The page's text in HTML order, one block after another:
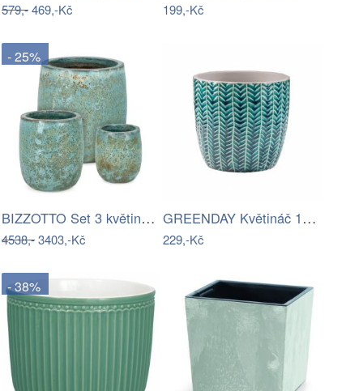
579,-469,-Kč 199,-Kč
- 25%
BIZZOTTO Set 3 květináčů DUYEN zelený
4538,-3403,-Kč
GREENDAY Květináč 13,5 cm - petrolejová
229,-Kč
- 38%